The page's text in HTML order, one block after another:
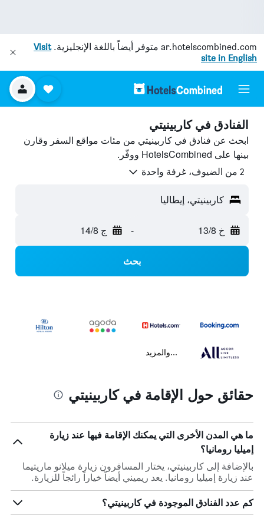
ar.hotelscombined.com متوفر أيضاً باللغة الإنجليزية.Visit
site in English
الفنادق في كاربينيتي
ابحث عن فنادق في كاربينيتي من مئات مواقع السفر وقارن
بينها على HotelsCombined ووفّر.
2 من الضيوف، غرفة واحدة
كاربينيتي، إيطاليا
خ 13/8 - ج 14/8
بحث
...والمزيد
حقائق حول الإقامة في كاربينيتي
ما هي المدن الأخرى التي يمكنك الإقامة فيها عند زيارة
إميليا رومانيا؟
بالإضافة إلى كاربينيتي، يختار المسافرون زيارة ميلانو ماريتيما
عند زيارة إميليا رومانيا. يعد ريميني أيضاً خياراً رائجاً للزيارة.
كم عدد الفنادق الموجودة في كاربينيتي؟